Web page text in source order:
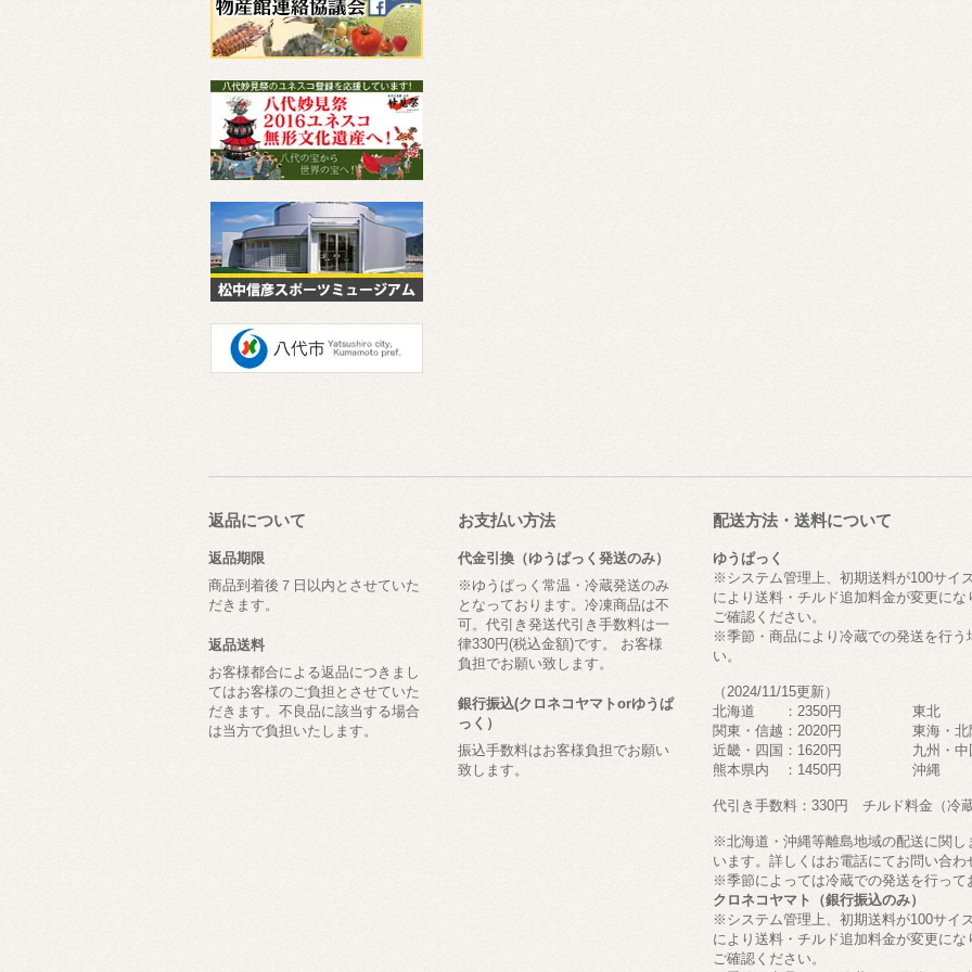
返品について
返品期限
商品到着後７日以内とさせていた
だきます。
返品送料
お客様都合による返品につきまし
てはお客様のご負担とさせていた
だきます。不良品に該当する場合
は当方で負担いたします。
お支払い方法
代金引換（ゆうぱっく発送のみ）
※ゆうぱっく常温・冷蔵発送のみ
となっております。冷凍商品は不
可。代引き発送代引き手数料は一
律330円(税込金額)です。 お客様
負担でお願い致します。
銀行振込(クロネコヤマトorゆうぱ
っく）
振込手数料はお客様負担でお願い
致します。
配送方法・送料について
ゆうぱっく
※システム管理上、初期送料が100サイ
により送料・チルド追加料金が変更に
ご確認ください。
※季節・商品により冷蔵での発送を行
い。
（2024/11/15更新）
北海道 ：2350円 東北
関東・信越：2020円 東海・
近畿・四国：1620円 九州・中
熊本県内 ：1450円 沖縄
代引き手数料：330円 チルド料金（冷
※北海道・沖縄等離島地域の配送に関
います。詳しくはお電話にてお問い合わ
※季節によっては冷蔵での発送を行って
クロネコヤマト（銀行振込のみ）
※システム管理上、初期送料が100サイ
により送料・チルド追加料金が変更に
ご確認ください。